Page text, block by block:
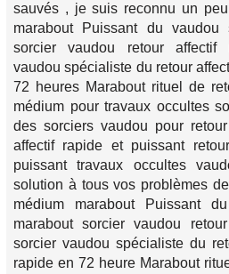
sauvés , je suis reconnu un
marabout Puissant du vaudou
sorcier vaudou retour affectif
vaudou spécialiste du retour
72 heures Marabout rituel de
médium pour travaux occultes
des sorciers vaudou pour
affectif rapide et puissant
puissant travaux occultes
solution à tous vos problèmes
médium marabout Puissant
marabout sorcier vaudou
sorcier vaudou spécialiste du
rapide en 72 heure Marabout